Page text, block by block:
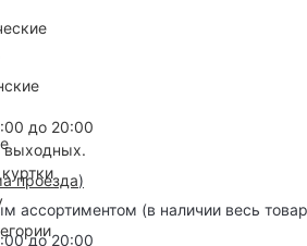
до 20:00
выходных.
проезда)
(в наличии весь
до 20:00